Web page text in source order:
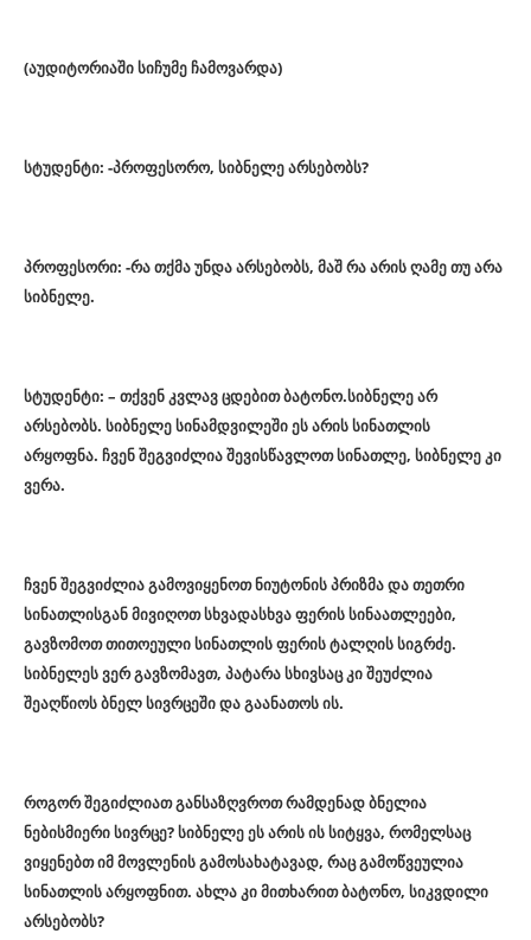
(აუდიტორიაში სიჩუმე ჩამოვარდა)
სტუდენტი: -პროფესორო, სიბნელე არსებობს?
პროფესორი: -რა თქმა უნდა არსებობს, მაშ რა არის ღამე თუ არა
სიბნელე.
სტუდენტი: – თქვენ კვლავ ცდებით ბატონო.სიბნელე არ
არსებობს. სიბნელე სინამდვილეში ეს არის სინათლის
არყოფნა. ჩვენ შეგვიძლია შევისწავლოთ სინათლე, სიბნელე კი
ვერა.
ჩვენ შეგვიძლია გამოვიყენოთ ნიუტონის პრიზმა და თეთრი
სინათლისგან მივიღოთ სხვადასხვა ფერის სინაათლეები,
გავზომოთ თითოეული სინათლის ფერის ტალღის სიგრძე.
სიბნელეს ვერ გავზომავთ, პატარა სხივსაც კი შეუძლია
შეაღწიოს ბნელ სივრცეში და გაანათოს ის.
როგორ შეგიძლიათ განსაზღვროთ რამდენად ბნელია
ნებისმიერი სივრცე? სიბნელე ეს არის ის სიტყვა, რომელსაც
ვიყენებთ იმ მოვლენის გამოსახატავად, რაც გამოწვეულია
სინათლის არყოფნით. ახლა კი მითხარით ბატონო, სიკვდილი
არსებობს?